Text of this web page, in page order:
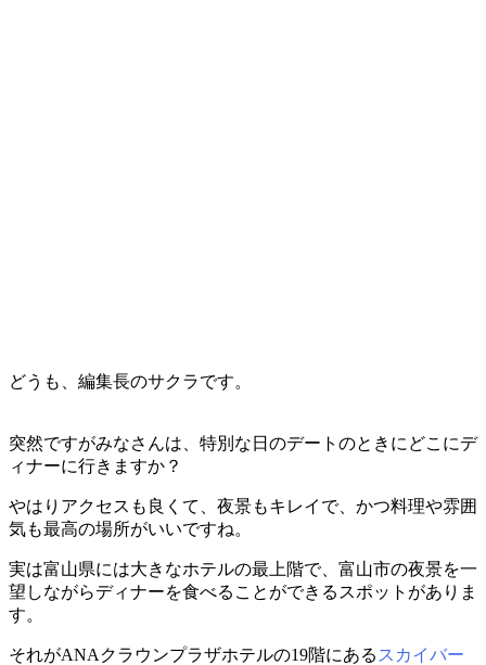
どうも、編集長のサクラです。
突然ですがみなさんは、特別な日のデートのときにどこにデ
ィナーに行きますか？
やはりアクセスも良くて、夜景もキレイで、かつ料理や雰囲
気も最高の場所がいいですね。
実は富山県には大きなホテルの最上階で、富山市の夜景を一
望しながらディナーを食べることができるスポットがありま
す。
それがANAクラウンプラザホテルの19階にある スカイバー